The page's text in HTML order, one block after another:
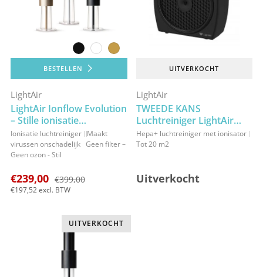
zwartwit goud
BESTELLEN
LightAir
LightAir Ionflow Evolution
– Stille ionisatie
luchtreiniger tegen
fijnstof, ultrafijnstof en
virussen
Ionisatie luchtreiniger Maakt
virussen onschadelijk Geen filter –
Geen ozon - Stil
€239,00 €399,00
€197,52excl. BTW
UITVERKOCHT
LightAir
TWEEDE KANS
Luchtreiniger LightAir
CellFlow Mini zwart
Hepa+ luchtreiniger met ionisator
Tot 20 m2
Uitverkocht
UITVERKOCHT